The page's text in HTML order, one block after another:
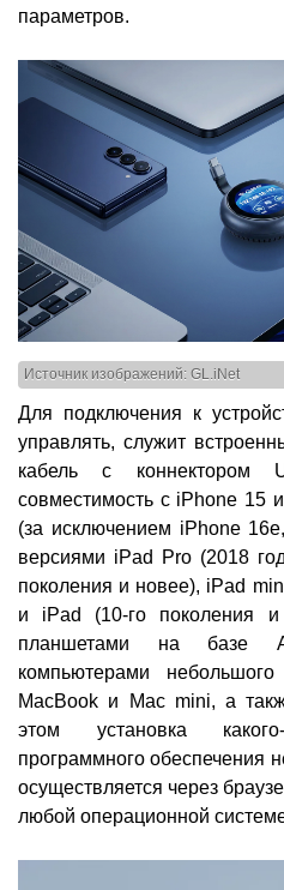
параметров.
Источник изображений: GL.iNet
Для подключения к
управлять, служит
кабель с коннектором
совместимость с iPhone 15
(за исключением iPhone
версиями iPad Pro (2018
поколения и новее), iPad
и iPad (10-го поколения
планшетами на базе
компьютерами
MacBook и Mac mini, а
этом установка
программного обеспечения
осуществляется через
любой операционной